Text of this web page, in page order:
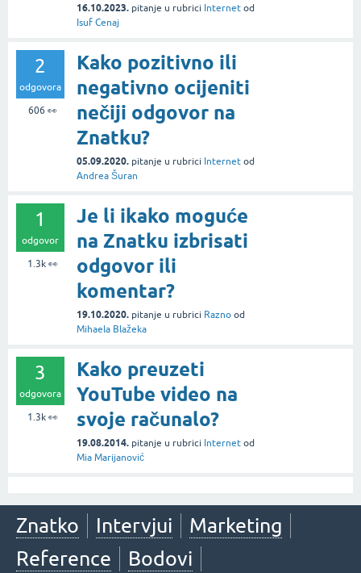
16.10.2023. pitanje u rubrici Internet od
Isuf Cenaj
2
odgovora
606 👀
Kako pozitivno ili
negativno ocijeniti
nečiji odgovor na
Znatku?
05.09.2020. pitanje u rubrici Internet od
Andrea Šuran
1
odgovor
1.3k👀
Je li ikako moguće
na Znatku izbrisati
odgovor ili
komentar?
19.10.2020. pitanje u rubrici Razno od
Mihaela Blažeka
3
odgovora
1.3k👀
Kako preuzeti
YouTube video na
svoje računalo?
19.08.2014. pitanje u rubrici Internet od
Mia Marijanović
Znatko Intervjui
Marketing
Reference
Bodovi